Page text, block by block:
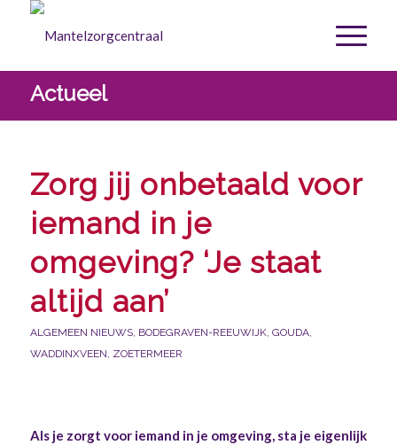
Actueel
Zorg jij onbetaald voor
iemand in je
omgeving? ‘Je staat
altijd aan’
ALGEMEEN NIEUWS, BODEGRAVEN-REEUWIJK, GOUDA,
WADDINXVEEN, ZOETERMEER
Als je zorgt voor iemand in je omgeving, sta je eigenlijk